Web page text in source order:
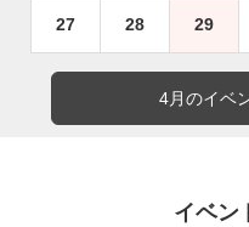
27 28 29
4月のイベ
イベン